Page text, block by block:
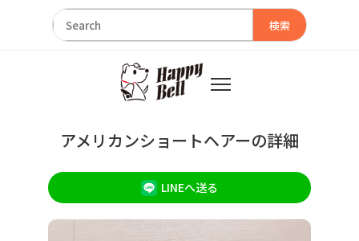
検索
アメリカンショートヘアーの詳細
LINEへ送る